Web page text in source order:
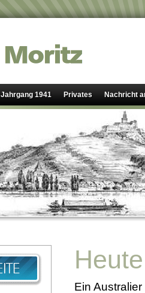
Jahrgang 1941 Privates Nachricht
Ein